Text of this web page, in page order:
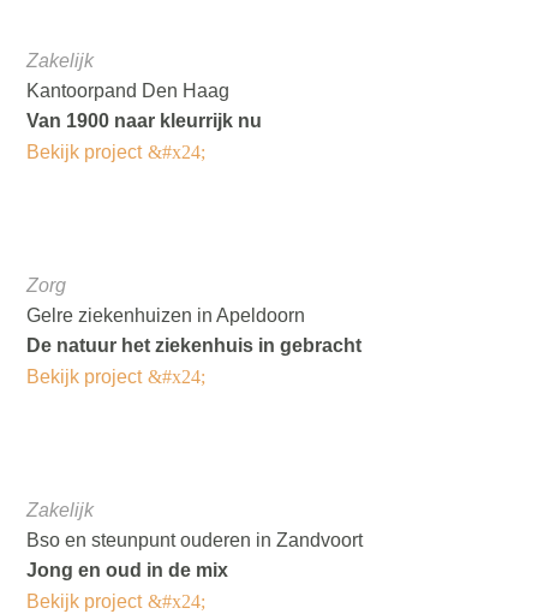
Zakelijk
Kantoorpand Den Haag
Van 1900 naar kleurrijk nu
Bekijk project
Zorg
Gelre ziekenhuizen in Apeldoorn
De natuur het ziekenhuis in gebracht
Bekijk project
Zakelijk
Bso en steunpunt ouderen in Zandvoort
Jong en oud in de mix
Bekijk project